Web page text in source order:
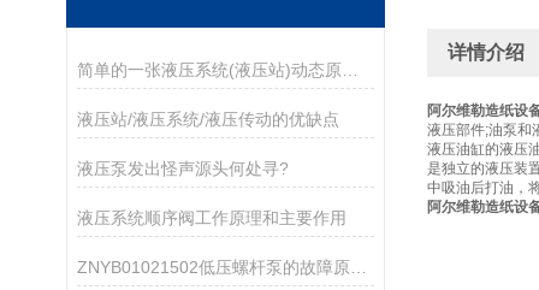
简单的一张液压系统(液压站)动态原理图,让你不再对液压原理一知半解
液压站/液压系统/液压传动的优缺点
液压泵发出怪声源头何处寻?
液压系统顺序阀工作原理和主要作用
ZNYB01021502低压螺杆泵的故障原因及解决方法
详情介绍
阿尔维勒造纸设
液压部件;油泵和
液压油缸的液压
是独立的液压装
中吸油后打油，
阿尔维勒造纸设